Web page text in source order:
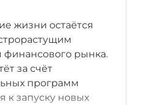
жизни остаётся
финансового рынка.
за счёт
программ
к запуску новых